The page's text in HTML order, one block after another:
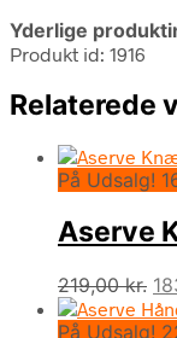
Yderlige
Produkt id: 1916
Relaterede
På Udsalg!
Aserve
219,00kr.
På Udsalg!